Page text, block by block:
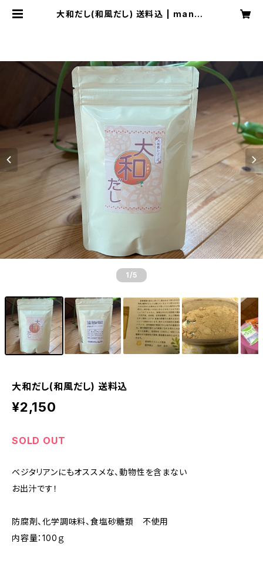
大和だし(和風だし) 送料込 | manon
1 /5
大和だし(和風だし) 送料込
¥2,150
SOLD OUT
ベジタリアンにもオススメな、動物性を含まない
お出汁です！
防腐剤、化学調味料、食塩砂糖類 不使用
内容量：100ｇ